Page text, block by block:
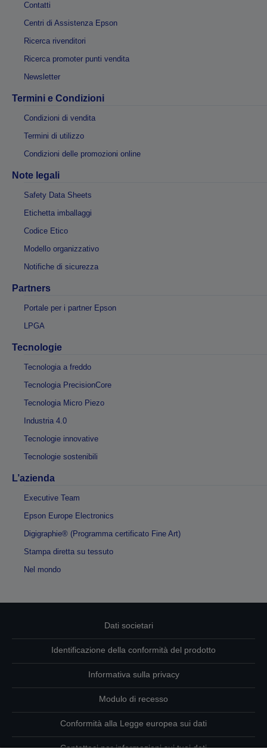
Contatti
Centri di Assistenza Epson
Ricerca rivenditori
Ricerca promoter punti vendita
Newsletter
Termini e Condizioni
Condizioni di vendita
Termini di utilizzo
Condizioni delle promozioni online
Note legali
Safety Data Sheets
Etichetta imballaggi
Codice Etico
Modello organizzativo
Notifiche di sicurezza
Partners
Portale per i partner Epson
LPGA
Tecnologie
Tecnologia a freddo
Tecnologia PrecisionCore
Tecnologia Micro Piezo
Industria 4.0
Tecnologie innovative
Tecnologie sostenibili
L’azienda
Executive Team
Epson Europe Electronics
Digigraphie® (Programma certificato Fine Art)
Stampa diretta su tessuto
Nel mondo
Dati societari
Identificazione della conformità del prodotto
Informativa sulla privacy
Modulo di recesso
Conformità alla Legge europea sui dati